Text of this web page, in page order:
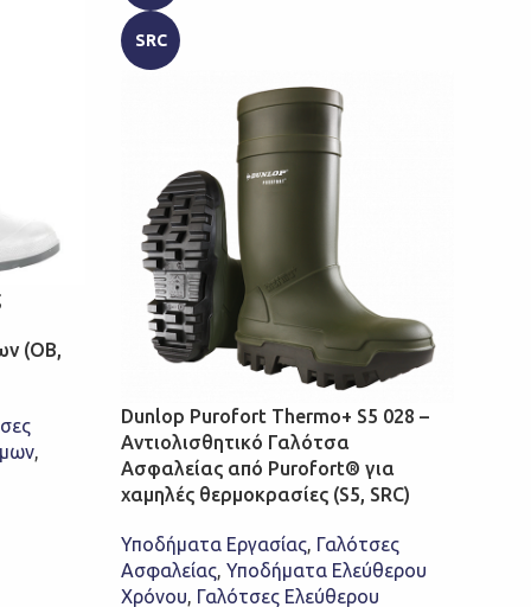
(OB,
,
SRC
Dunlop Purofort Thermo+ S5 028 –
Αντιολισθητικό Γαλότσα
Ασφαλείας από Purofort® για
χαμηλές θερμοκρασίες (S5, SRC)
Υποδήματα Εργασίας, Γαλότσες
Ασφαλείας, Υποδήματα Ελεύθερου
Χρόνου, Γαλότσες Ελεύθερου